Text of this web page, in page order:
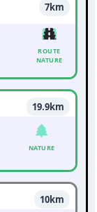
7km
ROUTE
NATURE
19.9km
NATURE
10km